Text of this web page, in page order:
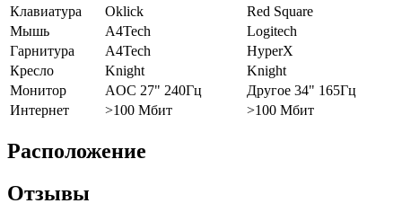
Клавиатура
Oklick
Red Square
Мышь
A4Tech
Logitech
Гарнитура
A4Tech
HyperX
Кресло
Knight
Knight
Монитор
AOC 27" 240Гц
Другое 34" 165Гц
Интернет
>100 Мбит >100 Мбит
Расположение
Отзывы